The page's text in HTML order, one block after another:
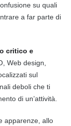
su quali
a far parte di
critico e
, Web design,
sul
deboli che ti
di un’attività.
apparenze, allo